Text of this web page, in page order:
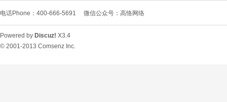
电话Phone：400-666-5691 微信公众号：高恪网络
Powered by Discuz! X3.4
© 2001-2013 Comsenz Inc.